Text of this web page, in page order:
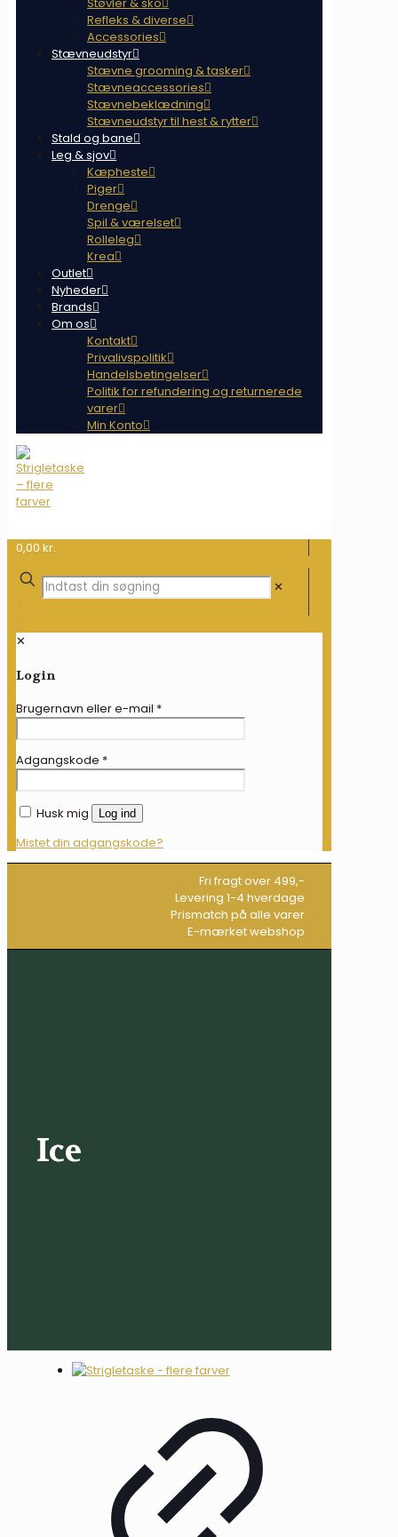
Refleks & diverse
Accessories
Stævneudstyr
Stævne grooming & tasker
Stævneaccessories
Stævnebeklædning
Stævneudstyr til hest & rytter
Stald og bane
Leg & sjov
Kæpheste
Piger
Drenge
Spil & værelset
Rolleleg
Krea
Outlet
Nyheder
Brands
Om os
Kontakt
Privalivspolitik
Handelsbetingelser
Politik for refundering og returnerede
varer
Min Konto
0,00 kr.
✕
✕
Login
Brugernavn eller e-mail *
Adgangskode *
Husk mig Log ind
Mistet din adgangskode?
Fri fragt over 499,-
Levering 1-4 hverdage
Prismatch på alle varer
E-mærket webshop
Ice